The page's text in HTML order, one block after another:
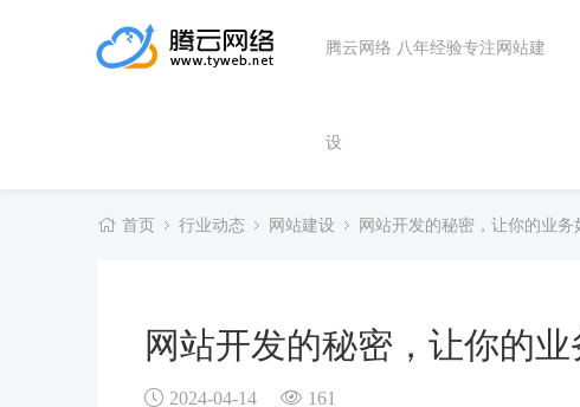
腾云网络 八年经验专注网站建
设
首页 行业动态 网站建设 网站开发的秘密，让你的业务
网站开发的秘密，让你的业
2024-04-14 161